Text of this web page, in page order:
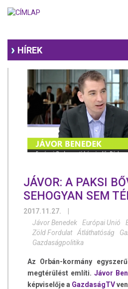
HÍREK
JÁVOR: A PAKSI
SEHOGYAN SEM
2017.11.27.
Jávor Benedek
Európai Unió
Zöld Fordulat
Átláthatóság
Gazdaságpolitika
Az Orbán-kormány
megtérülést említi. Jávor
képviselője a GazdaságTV